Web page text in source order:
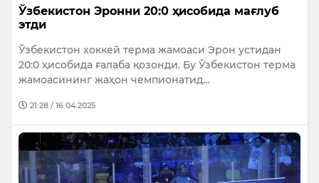
Ўзбекистон Эронни 20:0 ҳисобида мағлуб
этди
Ўзбекистон хоккей терма жамоаси Эрон устидан
20:0 ҳисобида ғалаба қозонди. Бу Ўзбекистон терма
жамоасининг жаҳон чемпионатид…
21:28 / 16.04.2025